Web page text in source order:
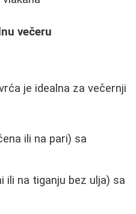
večeru
je idealna za večernji
ili na pari) sa
ili na tiganju bez ulja) sa